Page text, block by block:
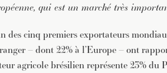
qui est un marché très
des cinq premiers exportateurs
– dont 22% à l’Europe – ont
agricole brésilien représente 23% du